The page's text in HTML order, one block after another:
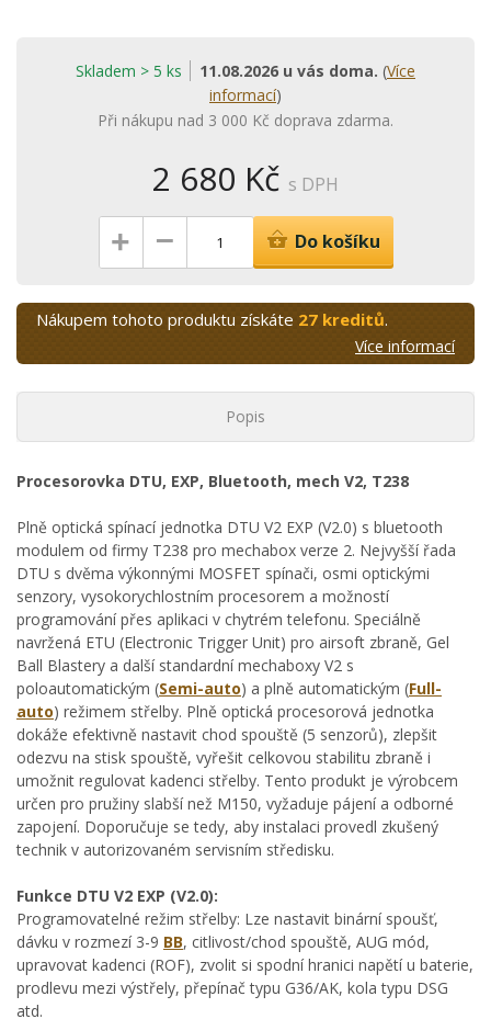
Skladem > 5 ks 11.08.2026 u vás doma. (Více
informací)
Při nákupu nad 3 000 Kč doprava zdarma.
2 680 Kč s DPH
+ – Do košíku
Nákupem tohoto produktu získáte 27 kreditů.
Více informací
Popis
Procesorovka DTU, EXP, Bluetooth, mech V2, T238
Plně optická spínací jednotka DTU V2 EXP (V2.0) s bluetooth
modulem od firmy T238 pro mechabox verze 2. Nejvyšší řada
DTU s dvěma výkonnými MOSFET spínači, osmi optickými
senzory, vysokorychlostním procesorem a možností
programování přes aplikaci v chytrém telefonu. Speciálně
navržená ETU (Electronic Trigger Unit) pro airsoft zbraně, Gel
Ball Blastery a další standardní mechaboxy V2 s
poloautomatickým (Semi-auto) a plně automatickým (Full-
auto) režimem střelby. Plně optická procesorová jednotka
dokáže efektivně nastavit chod spouště (5 senzorů), zlepšit
odezvu na stisk spouště, vyřešit celkovou stabilitu zbraně i
umožnit regulovat kadenci střelby. Tento produkt je výrobcem
určen pro pružiny slabší než M150, vyžaduje pájení a odborné
zapojení. Doporučuje se tedy, aby instalaci provedl zkušený
technik v autorizovaném servisním středisku.
Funkce DTU V2 EXP (V2.0):
Programovatelné režim střelby: Lze nastavit binární spoušť,
dávku v rozmezí 3-9 BB, citlivost/chod spouště, AUG mód,
upravovat kadenci (ROF), zvolit si spodní hranici napětí u baterie,
prodlevu mezi výstřely, přepínač typu G36/AK, kola typu DSG
atd.